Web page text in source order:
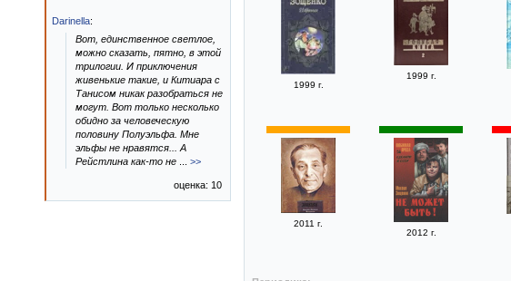
1999 г.
1999 г.
2011 г.
2012 г.
Darinella:
Вот, единственное светлое,
можно сказать, пятно, в этой
трилогии. И приключения
живенькие такие, и Китиара с
Танисом никак разобраться не
могут. Вот только несколько
обидно за человеческую
половину Полуэльфа. Мне
эльфы не нравятся... А
Рейстлина как-то не
>>
оценка: 10